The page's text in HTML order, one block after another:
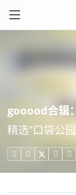
gooood合辑
精选“口袋公
   